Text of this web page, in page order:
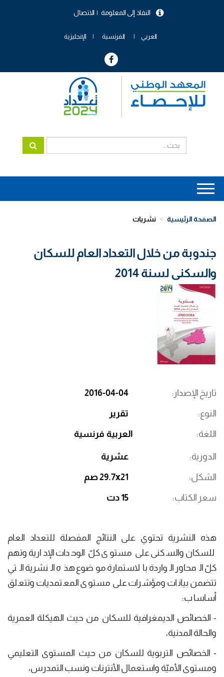
الاتصال النفاذ إلى المعلومة
العربي الفرنسية الإنجليزية
Main
navigation
الصفحة الرئيسية نشريات
جندوبة من خلال التعداد العام للسكان
والسكنى لسنة 2014
تاريخ الإصدار 2016-04-04
النوع تقرير
اللغة العربية فرنسية
الدورية عشرية
الشكل 29.7x21 صم
سعر الكتاب 15 دت
هذه النشرية تحتوي على النتائج المفصلة للتعداد العام
للسكان والسكنى على مستوى كلّ الوحدات الإدارية وتهم
كلّ المحاور الواردة بالاستمارة موضوع هذه النشرية التي
تتضمن بيانات ومؤشرات على مستوى المعتمديات وتتعلق
أساسا ب:
- الخصائص الديمغرافية للسكان من حيث الهيكلة العمرية
والحالة المدنية،
- الخصائص التربوية للسكان من حيث المستوى التعليمي
ومستوى الأميّة واستعمال الأنترنات ونسب التمدرس،